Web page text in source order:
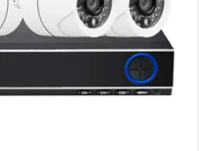
devolvemos el 100% de tu
dinero!